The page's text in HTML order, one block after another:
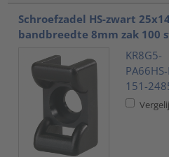
Schroefzadel HS-zwart
bandbreedte 8mm zak 100
KR8G5-
151-